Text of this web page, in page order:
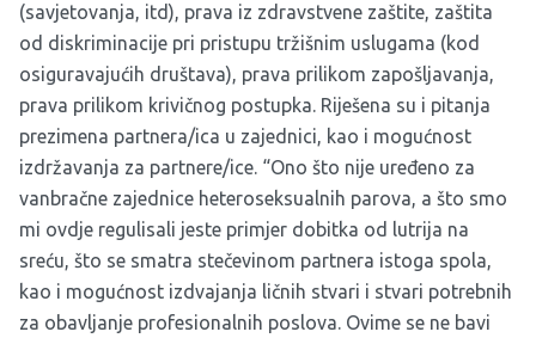
(savjetovanja, itd), prava iz zdravstvene zaštite, zaštita
od diskriminacije pri pristupu tržišnim uslugama (kod
osiguravajućih društava), prava prilikom zapošljavanja,
prava prilikom krivičnog postupka. Riješena su i pitanja
prezimena partnera/ica u zajednici, kao i mogućnost
izdržavanja za partnere/ice. “Ono što nije uređeno za
vanbračne zajednice heteroseksualnih parova, a što smo
mi ovdje regulisali jeste primjer dobitka od lutrija na
sreću, što se smatra stečevinom partnera istoga spola,
kao i mogućnost izdvajanja ličnih stvari i stvari potrebnih
za obavljanje profesionalnih poslova. Ovime se ne bavi